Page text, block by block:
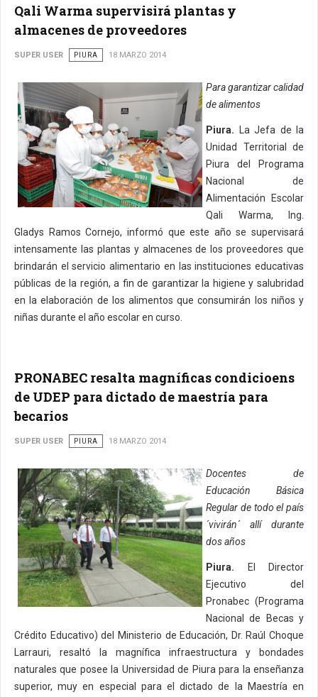
Qali Warma supervisirá plantas y
almacenes de proveedores
SUPER USER PIURA 18 MARZO 2014
Para garantizar calidad
de alimentos
Piura. La Jefa de la
Unidad Territorial de
Piura del Programa
Nacional de
Alimentación Escolar
Qali Warma, Ing.
Gladys Ramos Cornejo, informó que este año se supervisará
intensamente las plantas y almacenes de los proveedores que
brindarán el servicio alimentario en las instituciones educativas
públicas de la región, a fin de garantizar la higiene y salubridad
en la elaboración de los alimentos que consumirán los niños y
niñas durante el año escolar en curso.
PRONABEC resalta magníficas condicioens
de UDEP para dictado de maestría para
becarios
SUPER USER PIURA 18 MARZO 2014
Docentes de
Educación Básica
Regular de todo el país
´vivirán´ allí durante
dos años
Piura. El Director
Ejecutivo del
Pronabec (Programa
Nacional de Becas y
Crédito Educativo) del Ministerio de Educación, Dr. Raúl Choque
Larrauri, resaltó la magnífica infraestructura y bondades
naturales que posee la Universidad de Piura para la enseñanza
superior, muy en especial para el dictado de la Maestría en